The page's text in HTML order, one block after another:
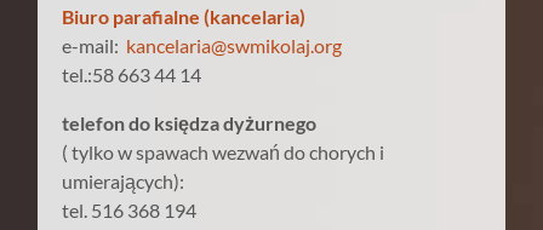
Biuro parafialne (kancelaria)
e-mail: kancelaria@swmikolaj.org
tel.:58 663 44 14
telefon do księdza dyżurnego
( tylko w spawach wezwań do chorych i
umierających):
tel. 516 368 194